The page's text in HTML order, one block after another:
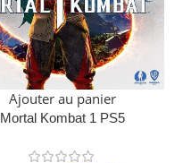
Ajouter au panier
Mortal Kombat 1 PS5